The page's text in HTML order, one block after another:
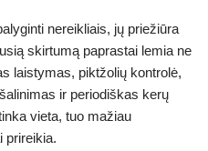
nereikliais, jų priežiūra
skirtumą paprastai lemia ne
laistymas, piktžolių kontrolė,
ir periodiškas kerų
vieta, tuo mažiau
prireikia.